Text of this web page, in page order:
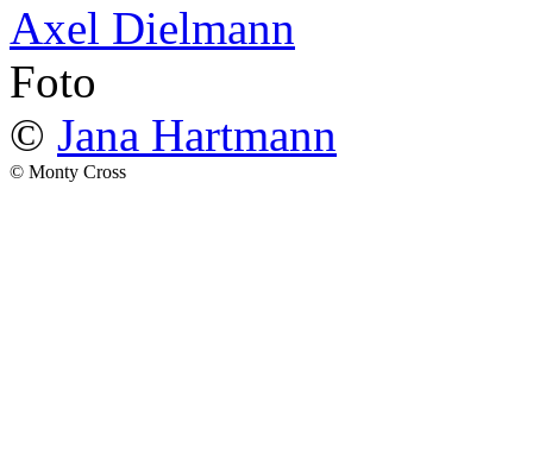
Axel Dielmann
Foto
© Jana Hartmann
© Monty Cross